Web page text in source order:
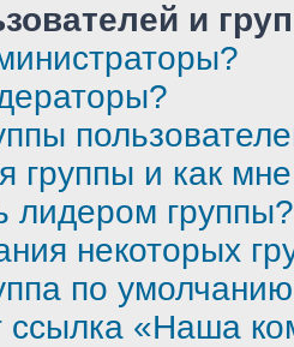
и
группы и как
лидером группы?
некоторых
по
ссылка «Наша